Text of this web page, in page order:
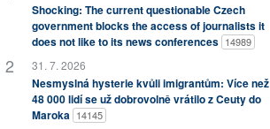
Shocking: The current questionable Czech
government blocks the access of journalists it
does not like to its news conferences 14989
31. 7. 2026
Nesmyslná hysterie kvůli imigrantům: Více než
48 000 lidí se už dobrovolně vrátilo z Ceuty do
Maroka 14145